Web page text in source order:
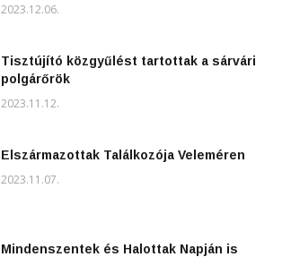
2023.12.06.
Tisztújító közgyűlést tartottak a sárvári
polgárőrök
2023.11.12.
Elszármazottak Találkozója Veleméren
2023.11.07.
Mindenszentek és Halottak Napján is